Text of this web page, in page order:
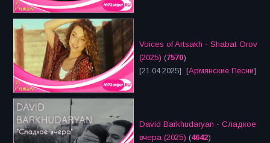
Voices of Artsakh - Shabat Orov
(2025) (7570)
[21.04.2025] [Армянские Песни]
David Barkhudaryan - Сладкое
вчера (2025) (4642)